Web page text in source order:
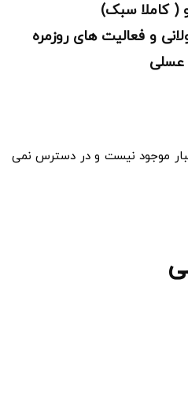
( کاملا سبک)
و فعالیت های روزمره
عسلی
موجود نیست و در دسترس نمی